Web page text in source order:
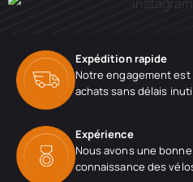
Expédition rapide
Notre engagement
achats sans délais
Expérience
Nous avons une
connaissance des